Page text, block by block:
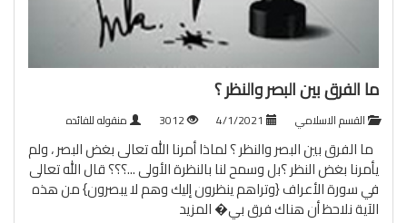
ما الفرق بين البصر والنظر ؟
القسم الاسلامي 3012 منقوله للفائده
ما الفرق بين البصر والنظر ؟ لماذا أمرنا الله تعالى بغض البصر ، ولم
يأمرنا بغض النظر ؟بل وسمح لنا بالنظرة الأولى ...؟؟؟ قال الله تعالى
في سورة الأعراف {وتراهم ينظرون إليك وهم لا يبصرون} من هذه
الآية نلاحظ أن هناك فرق بي�المزيد